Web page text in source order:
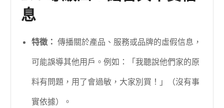
息
特徵： 傳播關於產品、服務或品牌的虛假信息，
可能誤導其他用戶。例如：「我聽說他們家的原
料有問題，用了會過敏，大家別買！」（沒有事
實依據）。